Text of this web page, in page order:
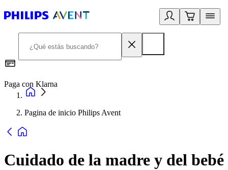
Paga con Klarna
Pagina de inicio Philips Avent
Cuidado de la madre y del bebé